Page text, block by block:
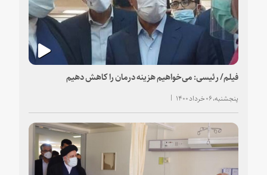
فیلم/ رئیسی: می‌خواهیم هزینه درمان را کاهش دهیم
پنجشنبه، ۰۶ خرداد ۱۴۰۰